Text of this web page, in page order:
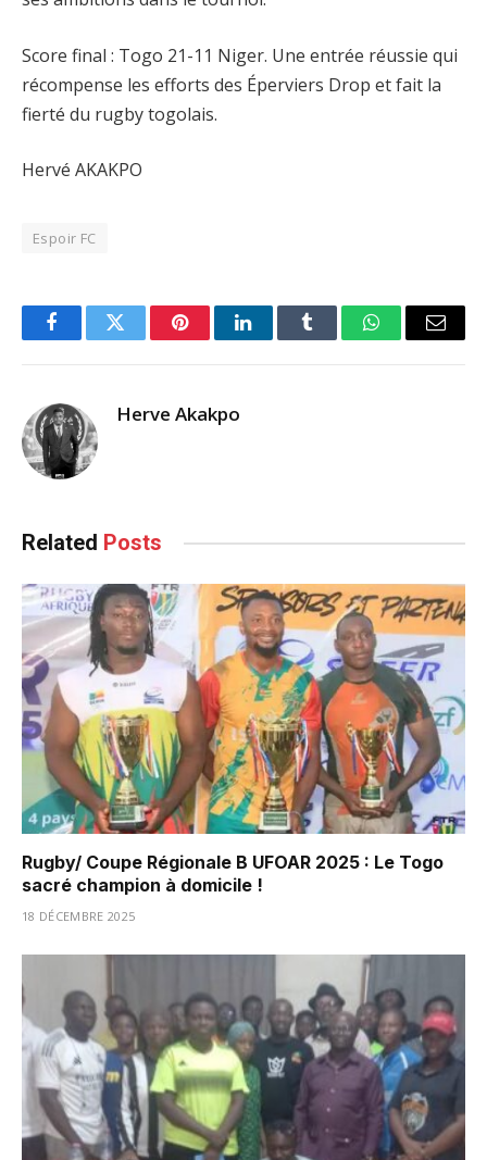
Score final : Togo 21-11 Niger. Une entrée réussie qui
récompense les efforts des Éperviers Drop et fait la
fierté du rugby togolais.
Hervé AKAKPO
Espoir FC
FacebookTwitter PinterestLinkedInTumblr WhatsAppEmail
Herve Akakpo
Related Posts
Rugby/ Coupe Régionale B UFOAR 2025 : Le Togo
sacré champion à domicile !
18 DÉCEMBRE 2025